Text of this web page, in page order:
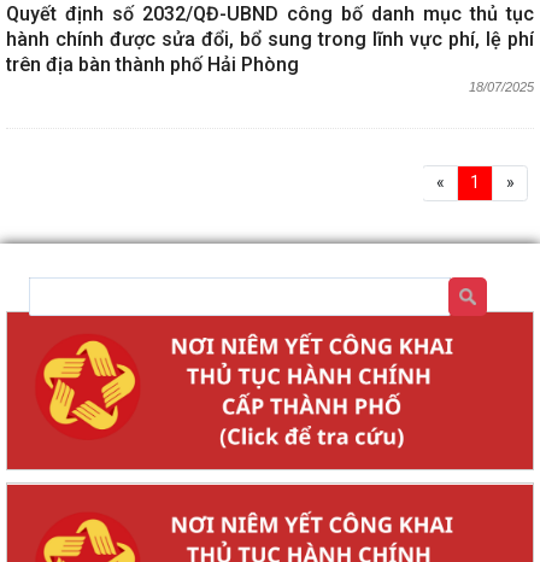
Quyết định số 2032/QĐ-UBND công bố danh mục thủ tục
hành chính được sửa đổi, bổ sung trong lĩnh vực phí, lệ phí
trên địa bàn thành phố Hải Phòng
18/07/2025
« 1 »